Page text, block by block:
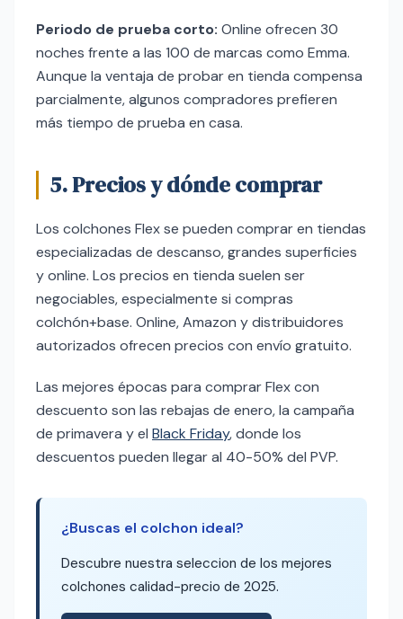
Periodo de prueba corto: Online ofrecen 30
noches frente a las 100 de marcas como Emma.
Aunque la ventaja de probar en tienda compensa
parcialmente, algunos compradores prefieren
más tiempo de prueba en casa.
5. Precios y dónde comprar
Los colchones Flex se pueden comprar en tiendas
especializadas de descanso, grandes superficies
y online. Los precios en tienda suelen ser
negociables, especialmente si compras
colchón+base. Online, Amazon y distribuidores
autorizados ofrecen precios con envío gratuito.
Las mejores épocas para comprar Flex con
descuento son las rebajas de enero, la campaña
de primavera y el Black Friday, donde los
descuentos pueden llegar al 40-50% del PVP.
¿Buscas el colchon ideal?
Descubre nuestra seleccion de los mejores
colchones calidad-precio de 2025.